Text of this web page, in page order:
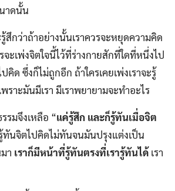
าดนั้น
สึกว่าถ้าอย่างนั้นเราควรจะหยุดความคิด
จะเพ่งจิตใจนี้ไว้ที่ร่างกายสักที่ใดที่หนึ่งไป
คิด ซึ่งก็ไม่ถูกอีก ถ้าใครเคยเพ่งเราจะรู้
าะมันมีเรา มีเราพยายามจะทำอะไร
รมจึงเหลือ “แค่รู้สึก และก็รู้ทันเมื่อจิต
ทันจิตไปคิดไม่ทันจนมันปรุงแต่งเป็น
า เราก็มีหน้าที่รู้ทันตรงที่เรารู้ทันได้ เรา